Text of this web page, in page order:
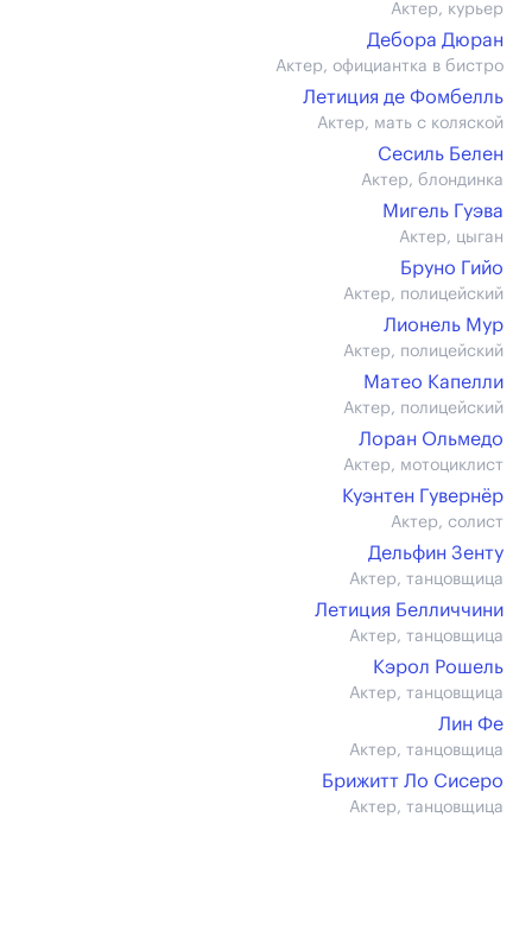
Актер, курьер
Дебора Дюран
Актер, официантка в бистро
Летиция де Фомбелль
Актер, мать с коляской
Сесиль Белен
Актер, блондинка
Мигель Гуэва
Актер, цыган
Бруно Гийо
Актер, полицейский
Лионель Мур
Актер, полицейский
Матео Капелли
Актер, полицейский
Лоран Ольмедо
Актер, мотоциклист
Куэнтен Гувернёр
Актер, солист
Дельфин Зенту
Актер, танцовщица
Летиция Белличчини
Актер, танцовщица
Кэрол Рошель
Актер, танцовщица
Лин Фе
Актер, танцовщица
Брижитт Ло Сисеро
Актер, танцовщица